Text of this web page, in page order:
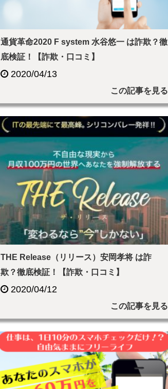
通貨革命2020 F system 水谷悠一 は詐欺？徹
底検証！【詐欺・口コミ】
2020/04/13
この記事を見る
THE Release（リリース）安岡孝将 は詐
欺？徹底検証！【詐欺・口コミ】
2020/04/12
この記事を見る